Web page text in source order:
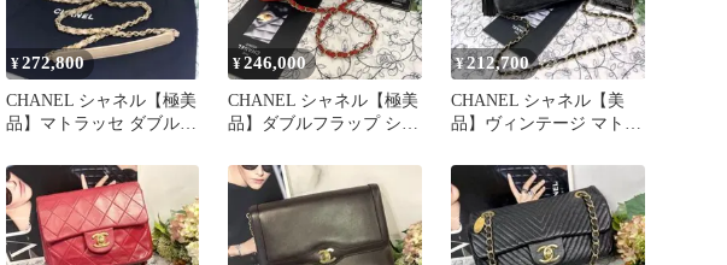
¥272,800
CHANEL シャネル【極美
品】マトラッセ ダブルフ
ー
¥246,000
CHANEL シャネル【極美
品】ダブルフラップ シェ
¥212,700
CHANEL シャネル【美
品】ヴィンテージ マトラ
ジ 黒